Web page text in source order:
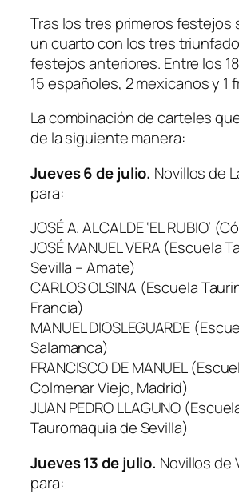
Tras los tres primeros festejos
un cuarto con los tres
festejos anteriores. Entre los
15 españoles, 2 mexicanos y 1
La combinación de carteles
de la siguiente manera:
Jueves 6 de julio. Novillos de
para:
JOSÉ A. ALCALDE ‘EL RUBIO’
JOSÉ MANUEL VERA (Escuela
Sevilla – Amate)
CARLOS OLSINA (Escuela
Francia)
MANUEL DIOSLEGUARDE
Salamanca)
FRANCISCO DE MANUEL
Colmenar Viejo, Madrid)
JUAN PEDRO LLAGUNO
Tauromaquia de Sevilla)
Jueves 13 de julio. Novillos de
para: